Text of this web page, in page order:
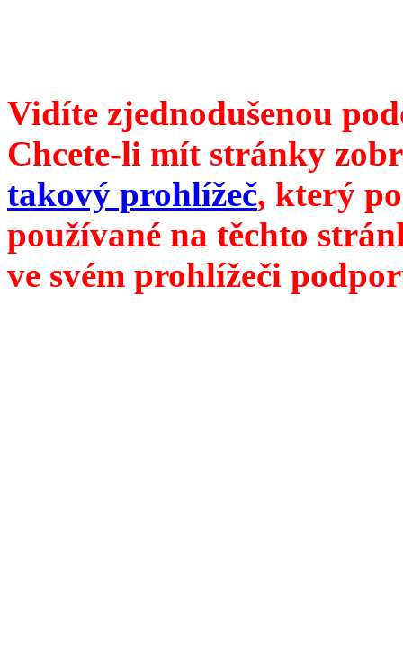
Vidíte zjednodušenou
Chcete-li mít stránky
takový prohlížeč, který
používané na těchto
ve svém prohlížeči